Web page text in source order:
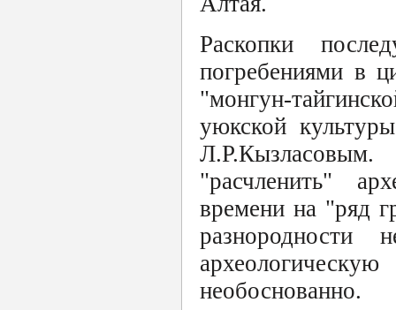
Раскопки
погребениями в
"монгун-
уюкской
"расчленить"
времени на "ряд
необоснованно.